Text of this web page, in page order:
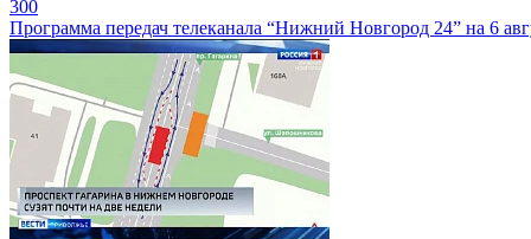
300
Программа передач телеканала “Нижний Новгород 24” на 6